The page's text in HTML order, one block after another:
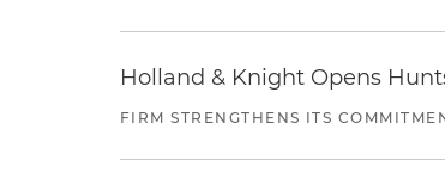
Holland & Knight Opens
FIRM STRENGTHENS ITS